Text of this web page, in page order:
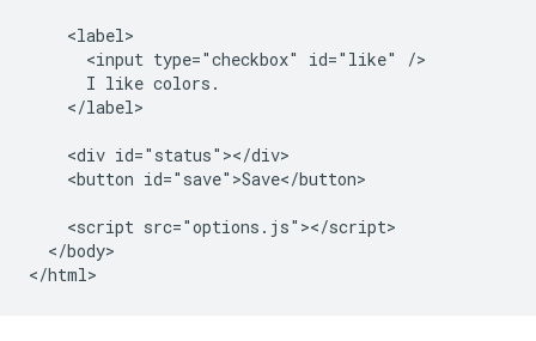
    <label>
      <input type="checkbox" id="like" />
      I like colors.
    </label>
    <div id="status"></div>
    <button id="save">Save</button>
    <script src="options.js"></script>
  </body>